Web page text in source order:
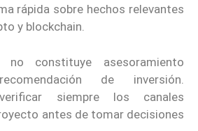
rápida sobre hechos relevantes
y blockchain.
no constituye asesoramiento
de inversión.
verificar siempre los canales
antes de tomar decisiones